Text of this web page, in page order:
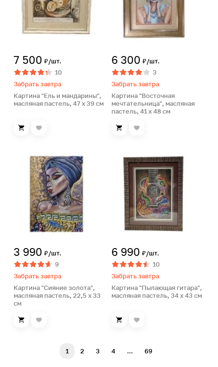
7 500 ₽/шт.
10
Забрать завтра
Картина "Ель и мандарины",
масляная пастель, 47 х 39 см
6 300 ₽/шт.
3
Забрать завтра
Картина "Восточная
мечтательница", масляная
пастель, 41 х 48 см
3 990 ₽/шт.
9
Забрать завтра
Картина "Сияние золота",
масляная пастель, 22,5 х 33
см
6 990 ₽/шт.
10
Забрать завтра
Картина "Пылающая гитара",
масляная пастель, 34 х 43 см
1 2 3 4 ... 69